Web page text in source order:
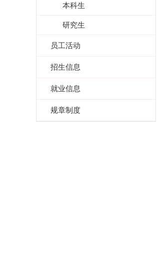
本科生
研究生
员工活动
招生信息
就业信息
规章制度